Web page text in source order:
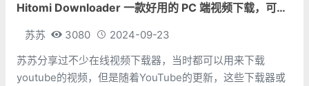
然都遭受这
Hitomi Downloader 一款好用的 PC 端视频下载，可下载youtube和B站等
苏苏 3080
2024-09-23
苏苏分享过不少在线视频下载器，当时都可以用来下载
youtube的视频，但是随着YouTube的更新，这些下载器或